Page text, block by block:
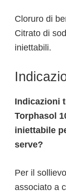
Cloruro di
Citrato di
iniettabili.
Indicazioni
Torphasol
iniettabile
serve?
Per il
associato a